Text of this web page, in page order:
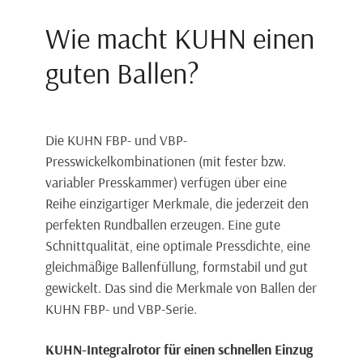
Wie macht KUHN einen
guten Ballen?
Die KUHN FBP- und VBP-
Presswickelkombinationen (mit fester bzw.
variabler Presskammer) verfügen über eine
Reihe einzigartiger Merkmale, die jederzeit den
perfekten Rundballen erzeugen. Eine gute
Schnittqualität, eine optimale Pressdichte, eine
gleichmäßige Ballenfüllung, formstabil und gut
gewickelt. Das sind die Merkmale von Ballen der
KUHN FBP- und VBP-Serie.
KUHN-Integralrotor für einen schnellen Einzug